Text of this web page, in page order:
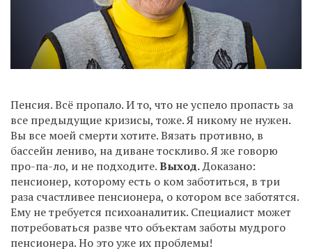
Пенсия. Всё пропало. И то, что не успело пропасть за
все предыдущие кризисы, тоже. Я никому не нужен.
Вы все моей смерти хотите. Вязать противно, в
бассейн лениво, на диване тоскливо. Я же говорю
про-па-ло, и не подходите.Выход.Доказано:
пенсионер, которому есть о ком заботиться, в три
раза счастливее пенсионера, о котором все заботятся.
Ему не требуется психоаналитик. Специалист может
потребоваться разве что объектам заботы мудрого
пенсионера. Но это уже их проблемы!